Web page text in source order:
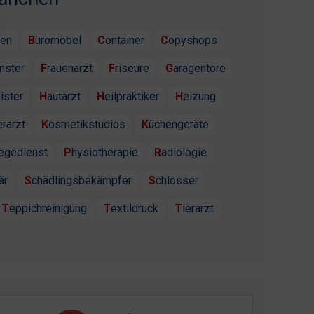
Büromöbel Container Copyshops
Frauenarzt Friseure Garagentore
Hautarzt Heilpraktiker Heizung
Kosmetikstudios Küchengeräte
Physiotherapie Radiologie
Schädlingsbekämpfer Schlosser
Teppichreinigung Textildruck Tierarzt